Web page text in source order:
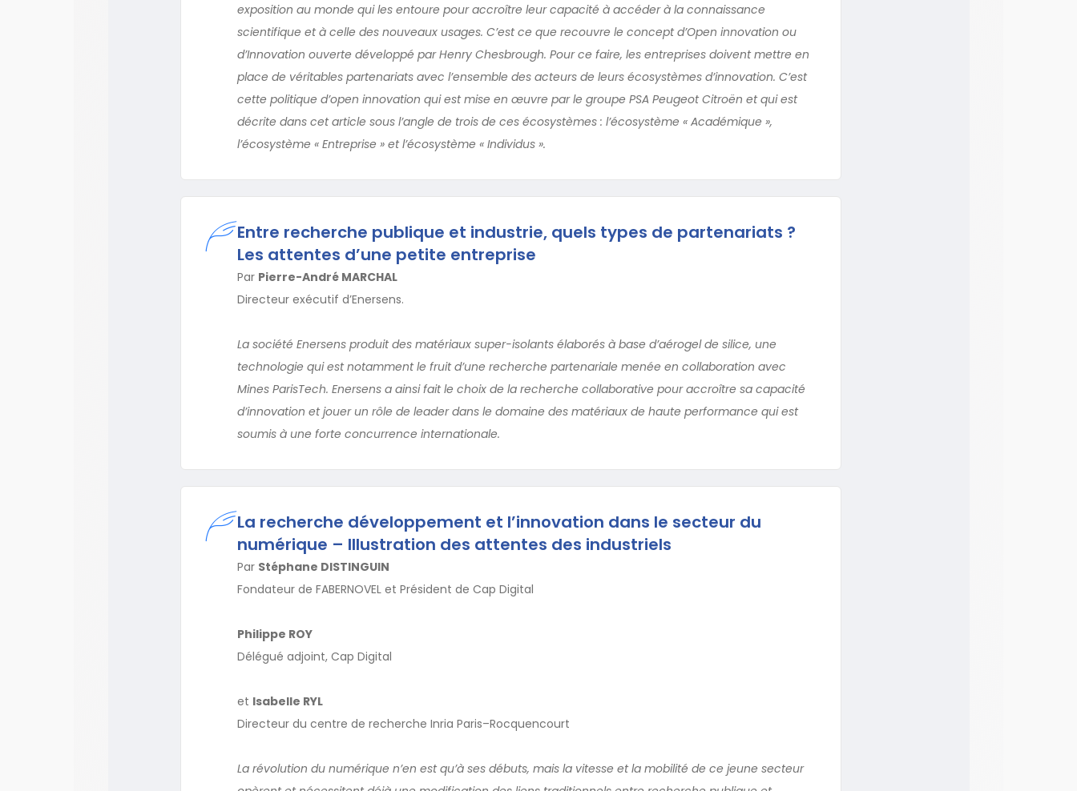
exposition au monde qui les entoure pour accroître leur capacité à accéder à la connaissance
scientifique et à celle des nouveaux usages. C’est ce que recouvre le concept d’Open innovation ou
d’Innovation ouverte développé par Henry Chesbrough. Pour ce faire, les entreprises doivent mettre en
place de véritables partenariats avec l’ensemble des acteurs de leurs écosystèmes d’innovation. C’est
cette politique d’open innovation qui est mise en œuvre par le groupe PSA Peugeot Citroën et qui est
décrite dans cet article sous l’angle de trois de ces écosystèmes : l’écosystème « Académique »,
l’écosystème « Entreprise » et l’écosystème « Individus ».
Entre recherche publique et industrie, quels types de partenariats ?
Les attentes d’une petite entreprise
Par Pierre-André MARCHAL
Directeur exécutif d’Enersens.
La société Enersens produit des matériaux super-isolants élaborés à base d’aérogel de silice, une
technologie qui est notamment le fruit d’une recherche partenariale menée en collaboration avec
Mines ParisTech. Enersens a ainsi fait le choix de la recherche collaborative pour accroître sa capacité
d’innovation et jouer un rôle de leader dans le domaine des matériaux de haute performance qui est
soumis à une forte concurrence internationale.
La recherche développement et l’innovation dans le secteur du
numérique – Illustration des attentes des industriels
Par Stéphane DISTINGUIN
Fondateur de FABERNOVEL et Président de Cap Digital
Philippe ROY
Délégué adjoint, Cap Digital
et Isabelle RYL
Directeur du centre de recherche Inria Paris–Rocquencourt
La révolution du numérique n’en est qu’à ses débuts, mais la vitesse et la mobilité de ce jeune secteur